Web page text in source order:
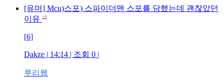
[유머] Mcu)스포) 스파이더맨 스포를 당했는데 괜찮았던
이유 +4
[6]
Dakze | 14:14 | 조회 0 |
루리웹